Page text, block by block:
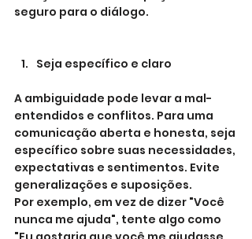
seguro para o diálogo.
Seja específico e claro
A ambiguidade pode levar a mal-
entendidos e conflitos. Para uma
comunicação aberta e honesta, seja
específico sobre suas necessidades,
expectativas e sentimentos. Evite
generalizações e suposições.
Por exemplo, em vez de dizer "Você
nunca me ajuda", tente algo como